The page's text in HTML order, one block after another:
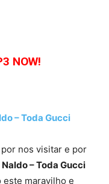
NOW!
– Toda Gucci
nos visitar e por
Naldo – Toda Gucci
maravilho e